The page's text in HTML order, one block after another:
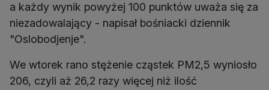
a każdy wynik powyżej 100 punktów uważa się za
niezadowalający - napisał bośniacki dziennik
"Oslobodjenje".
We wtorek rano stężenie cząstek PM2,5 wyniosło
206, czyli aż 26,2 razy więcej niż ilość